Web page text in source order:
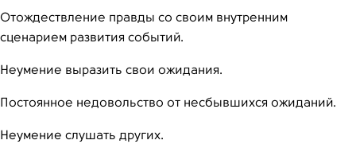
Отождествление правды со своим внутренним
сценарием развития событий.
Неумение выразить свои ожидания.
Постоянное недовольство от несбывшихся ожиданий.
Неумение слушать других.